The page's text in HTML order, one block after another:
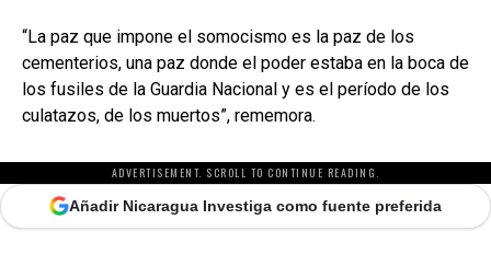
“La paz que impone el somocismo es la paz de los
cementerios, una paz donde el poder estaba en la boca de
los fusiles de la Guardia Nacional y es el período de los
culatazos, de los muertos”, rememora.
ADVERTISEMENT. SCROLL TO CONTINUE READING.
Añadir Nicaragua Investiga como fuente preferida